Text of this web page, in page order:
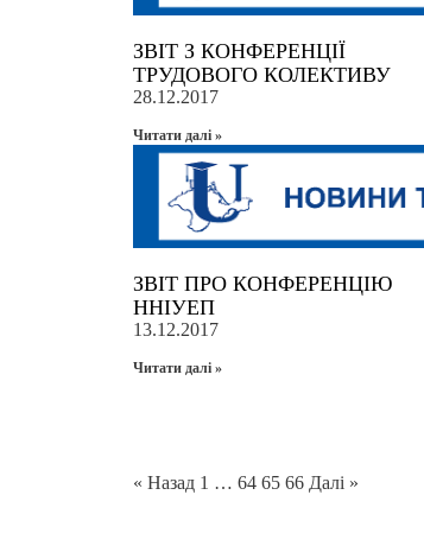
ЗВІТ З КОНФЕРЕНЦІЇ
ТРУДОВОГО КОЛЕКТИВУ
28.12.2017
Читати далi »
ЗВІТ ПРО КОНФЕРЕНЦІЮ
ННІУЕП
13.12.2017
Читати далi »
« Назад 1 … 64 65 66 Далi »